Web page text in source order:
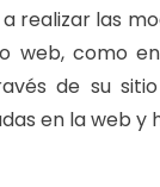
a realizar
como
de su
en la web